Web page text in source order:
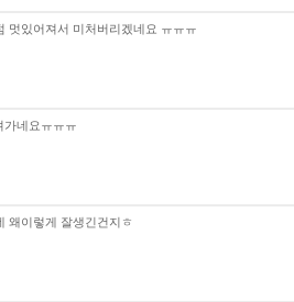
멋있어져서 미처버리겠네요 ㅠㅠㅠ
가네요ㅠㅠㅠ
왜이렇게 잘생긴건지ㅎ